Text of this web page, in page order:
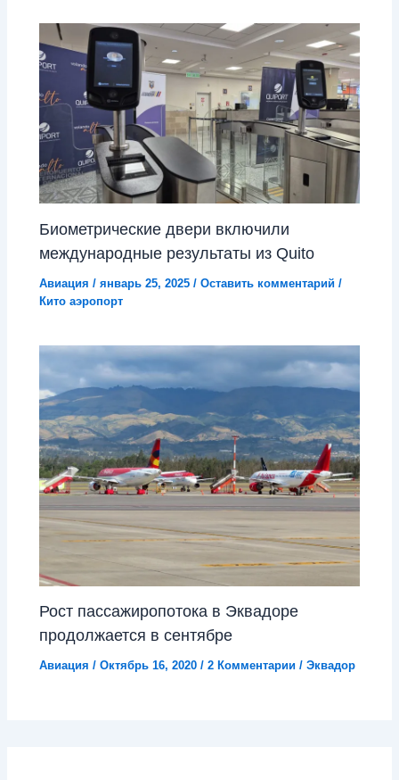
Биометрические двери включили
международные результаты из Quito
Авиация /январь 25, 2025/Оставить комментарий /
Кито аэропорт
Рост пассажиропотока в Эквадоре
продолжается в сентябре
Авиация /Октябрь 16, 2020/2 Комментарии /Эквадор